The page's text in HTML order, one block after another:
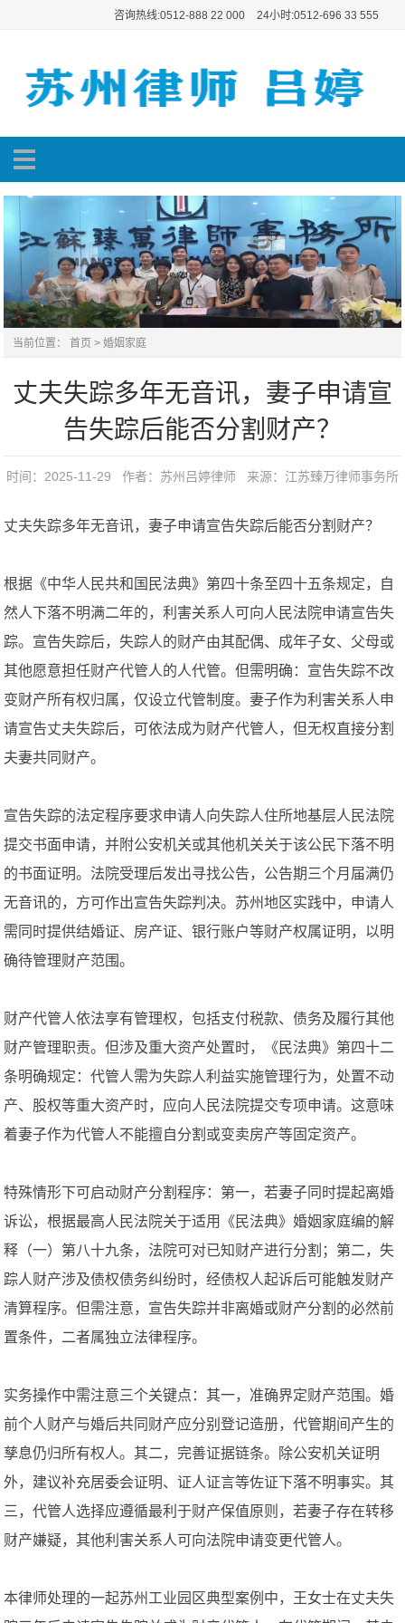
咨询热线:0512-888 22 000 24小时:0512-696 33 555
当前位置：首页 >婚姻家庭
丈夫失踪多年无音讯，妻子申请宣
告失踪后能否分割财产？
时间：2025-11-29 作者：苏州吕婷律师 来源： 江苏臻万律师事务所
丈夫失踪多年无音讯，妻子申请宣告失踪后能否分割财产？
根据《中华人民共和国民法典》第四十条至四十五条规定，自
然人下落不明满二年的，利害关系人可向人民法院申请宣告失
踪。宣告失踪后，失踪人的财产由其配偶、成年子女、父母或
其他愿意担任财产代管人的人代管。但需明确：宣告失踪不改
变财产所有权归属，仅设立代管制度。妻子作为利害关系人申
请宣告丈夫失踪后，可依法成为财产代管人，但无权直接分割
夫妻共同财产。
宣告失踪的法定程序要求申请人向失踪人住所地基层人民法院
提交书面申请，并附公安机关或其他机关关于该公民下落不明
的书面证明。法院受理后发出寻找公告，公告期三个月届满仍
无音讯的，方可作出宣告失踪判决。苏州地区实践中，申请人
需同时提供结婚证、房产证、银行账户等财产权属证明，以明
确待管理财产范围。
财产代管人依法享有管理权，包括支付税款、债务及履行其他
财产管理职责。但涉及重大资产处置时，《民法典》第四十二
条明确规定：代管人需为失踪人利益实施管理行为，处置不动
产、股权等重大资产时，应向人民法院提交专项申请。这意味
着妻子作为代管人不能擅自分割或变卖房产等固定资产。
特殊情形下可启动财产分割程序：第一，若妻子同时提起离婚
诉讼，根据最高人民法院关于适用《民法典》婚姻家庭编的解
释（一）第八十九条，法院可对已知财产进行分割；第二，失
踪人财产涉及债权债务纠纷时，经债权人起诉后可能触发财产
清算程序。但需注意，宣告失踪并非离婚或财产分割的必然前
置条件，二者属独立法律程序。
实务操作中需注意三个关键点：其一，准确界定财产范围。婚
前个人财产与婚后共同财产应分别登记造册，代管期间产生的
孳息仍归所有权人。其二，完善证据链条。除公安机关证明
外，建议补充居委会证明、证人证言等佐证下落不明事实。其
三，代管人选择应遵循最利于财产保值原则，若妻子存在转移
财产嫌疑，其他利害关系人可向法院申请变更代管人。
本律师处理的一起苏州工业园区典型案例中，王女士在丈夫失